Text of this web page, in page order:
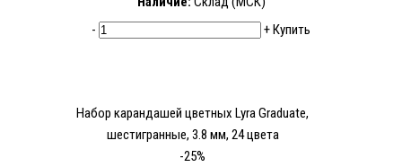
-
+Купить
Набор карандашей цветных Lyra Graduate,
шестигранные, 3.8 мм, 24 цвета
-25%